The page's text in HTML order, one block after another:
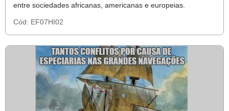
entre sociedades africanas, americanas e europeias.
Cód: EF07HI02